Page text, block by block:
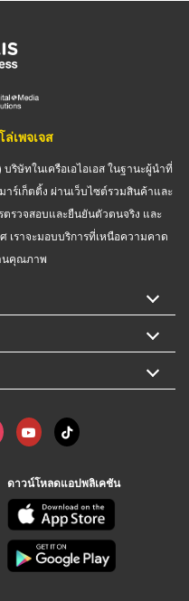
เพจเจส
ริษัทในเครือเอไอเอส ในฐานะผู้นำที่
เก็ตติ้ง ผ่านเว็บไซต์รวมสินค้าและ
ตรวจสอบและยืนยันตัวตนจริง และ
เราจะมอบบริการที่เหนือความคาด
นคุณภาพ
ดาวน์โหลดแอปพลิเคชัน